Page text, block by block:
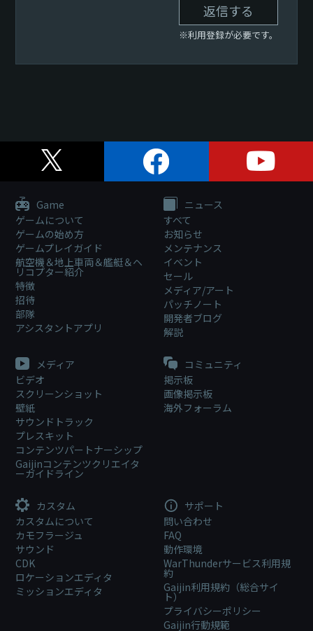
返信する
※利用登録が必要です。
Game
ゲームについて
ゲームの始め方
ゲームプレイガイド
航空機＆地上車両＆艦艇＆ヘ
リコプター紹介
特徴
招待
部隊
アシスタントアプリ
ニュース
すべて
お知らせ
メンテナンス
イベント
セール
メディア/アート
パッチノート
開発者ブログ
解説
メディア
ビデオ
スクリーンショット
壁紙
サウンドトラック
プレスキット
コンテンツパートナーシップ
Gaijinコンテンツクリエイタ
ーガイドライン
コミュニティ
掲示板
画像掲示板
海外フォーラム
カスタム
カスタムについて
カモフラージュ
サウンド
CDK
ロケーションエディタ
ミッションエディタ
サポート
問い合わせ
FAQ
動作環境
WarThunderサービス利用規
約
Gaijin利用規約（総合サイ
ト）
プライバシーポリシー
Gaijin行動規範